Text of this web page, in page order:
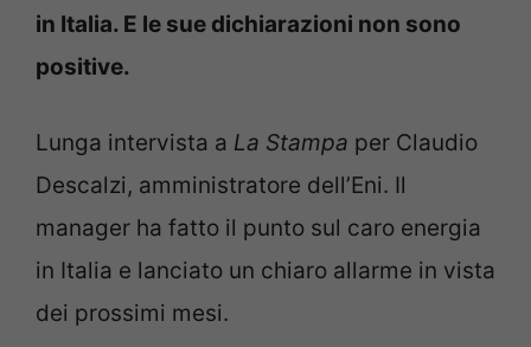
in Italia. E le sue dichiarazioni non sono
positive.
Lunga intervista a La Stampa per Claudio
Descalzi, amministratore dell’Eni. Il
manager ha fatto il punto sul caro energia
in Italia e lanciato un chiaro allarme in vista
dei prossimi mesi.